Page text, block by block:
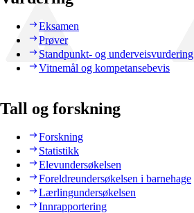
Eksamen
Prøver
Standpunkt- og underveisvurdering
Vitnemål og kompetansebevis
Tall og forskning
Forskning
Statistikk
Elevundersøkelsen
Foreldreundersøkelsen i barnehage
Lærlingundersøkelsen
Innrapportering